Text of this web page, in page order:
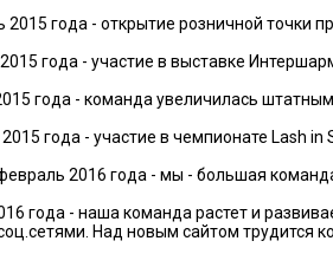
2015 года - открытие розничной точки
года - участие в выставке
года - команда увеличилась
года - участие в чемпионате Lash in
2016 года - мы - большая
года - наша команда растет и
Над новым сайтом трудится